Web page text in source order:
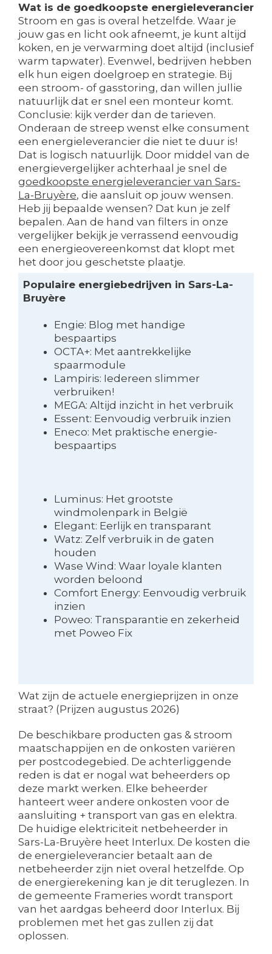
Wat is de goedkoopste energieleverancier
Stroom en gas is overal hetzelfde. Waar je
jouw gas en licht ook afneemt, je kunt altijd
koken, en je verwarming doet altijd (inclusief
warm tapwater). Evenwel, bedrijven hebben
elk hun eigen doelgroep en strategie. Bij
een stroom- of gasstoring, dan willen jullie
natuurlijk dat er snel een monteur komt.
Conclusie: kijk verder dan de tarieven.
Onderaan de streep wenst elke consument
een energieleverancier die niet te duur is!
Dat is logisch natuurlijk. Door middel van de
energievergelijker achterhaal je snel de
goedkoopste energieleverancier van Sars-
La-Bruyère, die aansluit op jouw wensen.
Heb jij bepaalde wensen? Dat kun je zelf
bepalen. Aan de hand van filters in onze
vergelijker bekijk je verrassend eenvoudig
een energieovereenkomst dat klopt met
het door jou geschetste plaatje.
Populaire energiebedrijven in Sars-La-
Bruyère
Engie: Blog met handige
bespaartips
OCTA+: Met aantrekkelijke
spaarmodule
Lampiris: Iedereen slimmer
verbruiken!
MEGA: Altijd inzicht in het verbruik
Essent: Eenvoudig verbruik inzien
Eneco: Met praktische energie-
bespaartips
Luminus: Het grootste
windmolenpark in België
Elegant: Eerlijk en transparant
Watz: Zelf verbruik in de gaten
houden
Wase Wind: Waar loyale klanten
worden beloond
Comfort Energy: Eenvoudig verbruik
inzien
Poweo: Transparantie en zekerheid
met Poweo Fix
Wat zijn de actuele energieprijzen in onze
straat? (Prijzen augustus 2026)
De beschikbare producten gas & stroom
maatschappijen en de onkosten variëren
per postcodegebied. De achterliggende
reden is dat er nogal wat beheerders op
deze markt werken. Elke beheerder
hanteert weer andere onkosten voor de
aansluiting + transport van gas en elektra.
De huidige elektriciteit netbeheerder in
Sars-La-Bruyère heet Interlux. De kosten die
de energieleverancier betaalt aan de
netbeheerder zijn niet overal hetzelfde. Op
de energierekening kan je dit teruglezen. In
de gemeente Frameries wordt transport
van het aardgas beheerd door Interlux. Bij
problemen met het gas zullen zij dat
oplossen.